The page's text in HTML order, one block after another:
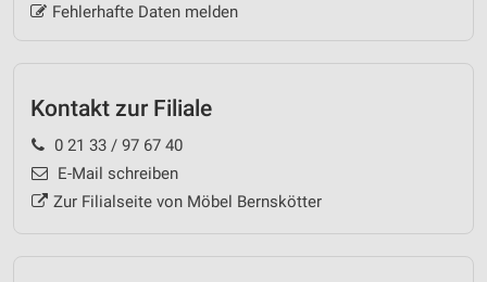
Fehlerhafte Daten melden
Kontakt zur Filiale
0 21 33 / 97 67 40
E-Mail schreiben
Zur Filialseite von Möbel Bernskötter